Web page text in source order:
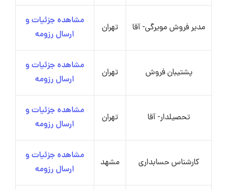
مدیر فروش مویرگی- آقا تهران
مشاهده جزئیات و
ارسال رزومه
پشتیبان فروش تهران
مشاهده جزئیات و
ارسال رزومه
تحصیلدار- آقا تهران
مشاهده جزئیات و
ارسال رزومه
کارشناس حسابداری مشهد
مشاهده جزئیات و
ارسال رزومه